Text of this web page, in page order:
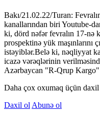
Bakı/21.02.22/Turan:
kanallarından biri Youtube-
ki, dörd nəfər fevralın 17-nə
prospektinə yük maşınlarını
istəyiblər.Belə ki, nəqliyyat
icazə vərəqlərinin
Azərbaycan "R-Qrup
Daha çox oxumaq üçün
Daxil ol Abunə ol